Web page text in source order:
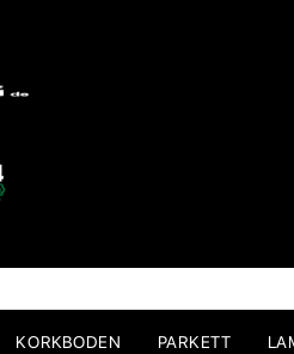
KORKBODEN PARKETT